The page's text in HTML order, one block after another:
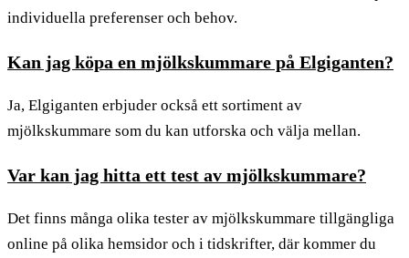
individuella preferenser och behov.
Kan jag köpa en mjölkskummare på Elgiganten?
Ja, Elgiganten erbjuder också ett sortiment av
mjölkskummare som du kan utforska och välja mellan.
Var kan jag hitta ett test av mjölkskummare?
Det finns många olika tester av mjölkskummare tillgängliga
online på olika hemsidor och i tidskrifter, där kommer du